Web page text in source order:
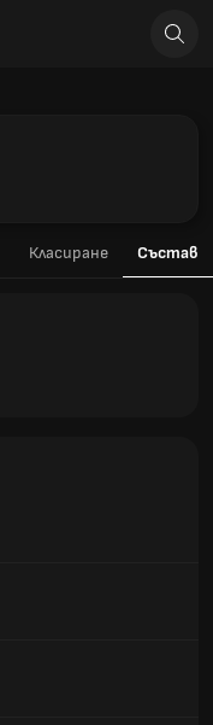
Класиране Състав